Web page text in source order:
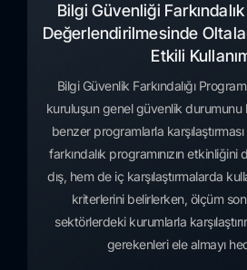
Bilgi Güvenliği Farkındalık
Değerlendirilmesinde
Etkili
Bilgi Güvenlik Farkındalığı
kuruluşun genel güvenlik
benzer programlarla
farkındalık programınızın
dış, hem de iç karşılaştırmalarda
kriterlerini belirlerken, ölçüm
sektörlerdeki kurumlarla
gerekenleri ele almayı